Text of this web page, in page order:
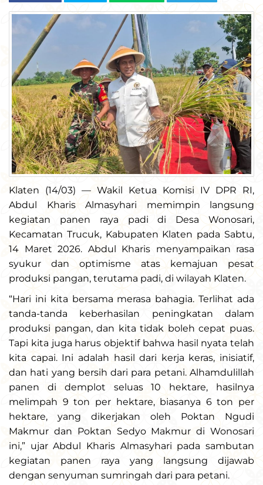
Klaten (14/03) — Wakil Ketua Komisi IV DPR RI,
Abdul Kharis Almasyhari memimpin langsung
kegiatan panen raya padi di Desa Wonosari,
Kecamatan Trucuk, Kabupaten Klaten pada Sabtu,
14 Maret 2026. Abdul Kharis menyampaikan rasa
syukur dan optimisme atas kemajuan pesat
produksi pangan, terutama padi, di wilayah Klaten.
“Hari ini kita bersama merasa bahagia. Terlihat ada
tanda-tanda keberhasilan peningkatan dalam
produksi pangan, dan kita tidak boleh cepat puas.
Tapi kita juga harus objektif bahwa hasil nyata telah
kita capai. Ini adalah hasil dari kerja keras, inisiatif,
dan hati yang bersih dari para petani. Alhamdulillah
panen di demplot seluas 10 hektare, hasilnya
melimpah 9 ton per hektare, biasanya 6 ton per
hektare, yang dikerjakan oleh Poktan Ngudi
Makmur dan Poktan Sedyo Makmur di Wonosari
ini,” ujar Abdul Kharis Almasyhari pada sambutan
kegiatan panen raya yang langsung dijawab
dengan senyuman sumringah dari para petani.